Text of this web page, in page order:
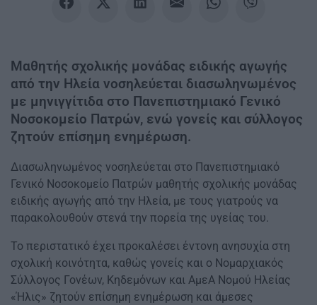
Μαθητής σχολικής μονάδας ειδικής αγωγής
από την Ηλεία νοσηλεύεται διασωληνωμένος
με μηνιγγίτιδα στο Πανεπιστημιακό Γενικό
Νοσοκομείο Πατρών, ενώ γονείς και σύλλογος
ζητούν επίσημη ενημέρωση.
Διασωληνωμένος νοσηλεύεται στο Πανεπιστημιακό
Γενικό Νοσοκομείο Πατρών μαθητής σχολικής μονάδας
ειδικής αγωγής από την Ηλεία, με τους γιατρούς να
παρακολουθούν στενά την πορεία της υγείας του.
Το περιστατικό έχει προκαλέσει έντονη ανησυχία στη
σχολική κοινότητα, καθώς γονείς και ο Νομαρχιακός
Σύλλογος Γονέων, Κηδεμόνων και ΑμεΑ Νομού Ηλείας
«Ήλις» ζητούν επίσημη ενημέρωση και άμεσες